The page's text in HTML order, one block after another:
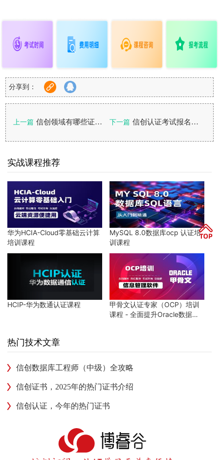
分享到：
上一篇 信创领域有哪些证书可以评职称？ 下一篇 信创认证考试报名官网入口：报考流程、费用及常见问题答疑
实战课程推荐
华为HCIA-Cloud零基础云计算
培训课程
MySQL 8.0数据库ocp 认证培
训课程
HCIP-华为数通认证课程
甲骨文认证专家（OCP）培训
课程 - 全面提升Oracle数据库
热门技术文章
信创数据库工程师（中级）全攻略
信创证书，2025年的热门证书介绍
信创认证，今年的热门证书